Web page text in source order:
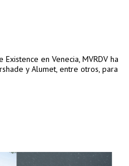
en Venecia, MVRDV ha
y Alumet, entre otros, para